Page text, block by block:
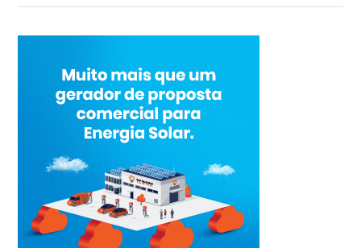
Renato do Luvik
online